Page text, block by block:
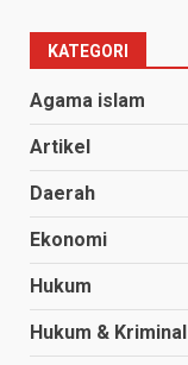
KATEGORI
Agama islam
Artikel
Daerah
Ekonomi
Hukum
Hukum & Kriminal